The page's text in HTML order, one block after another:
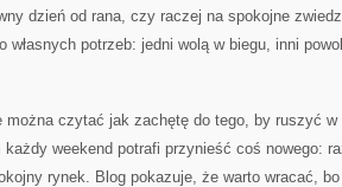
dzień od rana, czy raczej na spokojne
własnych potrzeb: jedni wolą w biegu, inni
można czytać jak zachętę do tego, by ruszyć
każdy weekend potrafi przynieść coś nowego:
rynek. Blog pokazuje, że warto wracać,